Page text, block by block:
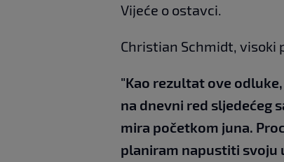
Vijeće o ostavci.
Christian Schmidt, visoki
"Kao rezultat ove
na dnevni red sljedećeg
mira početkom juna.
planiram napustiti svoju